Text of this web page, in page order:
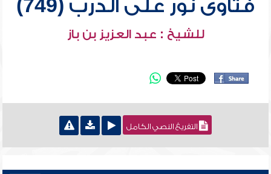
فتاوى نور على الدرب (749)
للشيخ : عبد العزيز بن باز
التفريغ النصي الكامل